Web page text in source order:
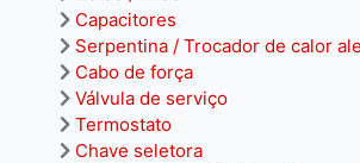
Capacitores
Serpentina / Trocador de calor
Cabo de força
Válvula de serviço
Termostato
Chave seletora